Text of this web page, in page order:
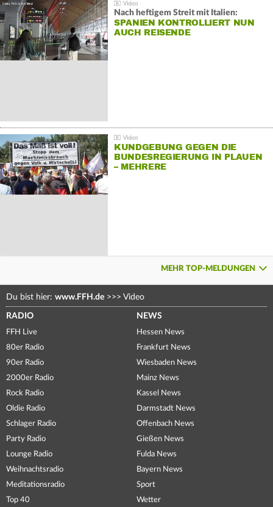
Nach heftigem Streit mit Italien:
SPANIEN KONTROLLIERT NUN
AUCH REISENDE
KUNDGEBUNG GEGEN DIE
BUNDESREGIERUNG IN PLAUEN
– MEHRERE
MEHR TOP-MELDUNGEN
Du bist hier: www.FFH.de >>> Video
RADIO
FFH Live
80er Radio
90er Radio
2000er Radio
Rock Radio
Oldie Radio
Schlager Radio
Party Radio
Lounge Radio
Weihnachtsradio
Meditationsradio
Top 40
NEWS
Hessen News
Frankfurt News
Wiesbaden News
Mainz News
Kassel News
Darmstadt News
Offenbach News
Gießen News
Fulda News
Bayern News
Sport
Wetter